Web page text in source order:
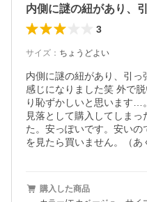
3
サイズ ： ちょうどよい
内側に謎の紐があり、引っ
感じになりました笑 外で
り恥ずかしいと思います…
見落として購入してしま
た。安っぽいです。安い
を見たら買いません。（あ
購入した商品